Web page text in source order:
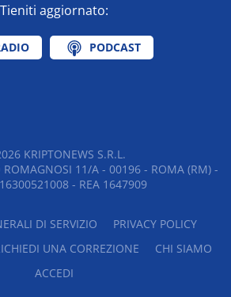
Tieniti aggiornato:
PODCAST
KRIPTONEWS S.R.L.
11/A - 00196 - ROMA (RM) -
- REA 1647909
DI SERVIZIO
PRIVACY POLICY
UNA CORREZIONE
CHI SIAMO
ACCEDI